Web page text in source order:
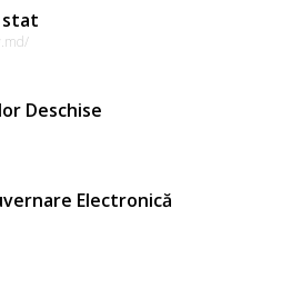
stat
Deschise
Electronică